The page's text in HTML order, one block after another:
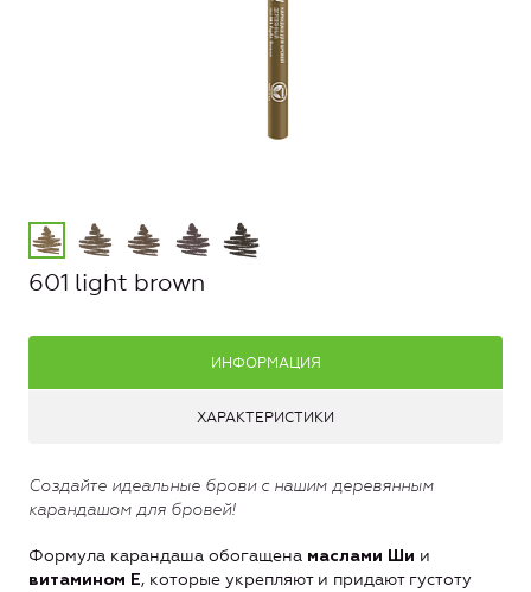
601 light brown
ИНФОРМАЦИЯ
ХАРАКТЕРИСТИКИ
Создайте идеальные брови с нашим деревянным
карандашом для бровей!
Формула карандаша обогащена маслами Ши и
витамином Е, которые укрепляют и придают густоту